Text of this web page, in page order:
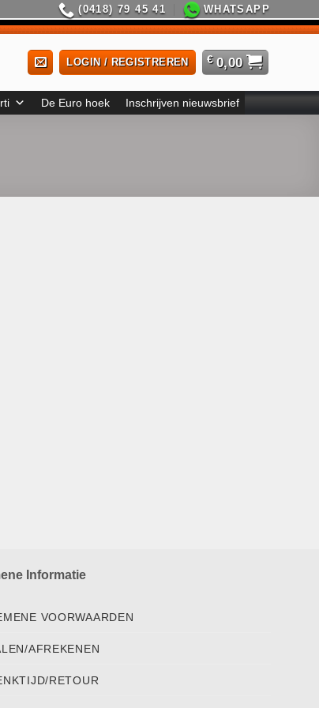
(0418) 79 45 41 WHATSAPP
LOGIN / REGISTREREN € 0,00
De Euro hoek Inschrijven nieuwsbrief
Informatie
VOORWAARDEN
AFREKENEN
RETOUR